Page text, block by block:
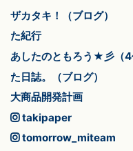
ザカタキ！（ブログ）
た紀行
あしたのともろう★彡（4
た日誌。（ブログ）
大商品開発計画
takipaper
tomorrow_miteam